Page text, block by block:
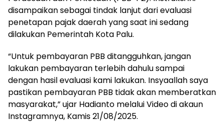
disampaikan sebagai tindak lanjut dari evaluasi
penetapan pajak daerah yang saat ini sedang
dilakukan Pemerintah Kota Palu.
“Untuk pembayaran PBB ditangguhkan, jangan
lakukan pembayaran terlebih dahulu sampai
dengan hasil evaluasi kami lakukan. Insyaallah saya
pastikan pembayaran PBB tidak akan memberatkan
masyarakat,” ujar Hadianto melalui Video di akaun
Instagramnya, Kamis 21/08/2025.